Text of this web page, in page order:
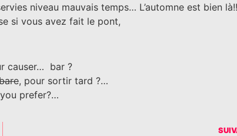
niveau mauvais temps… L’automne est bien là!!
si vous avez fait le pont,
causer… bar ?
, pour sortir tard ?…
prefer?…